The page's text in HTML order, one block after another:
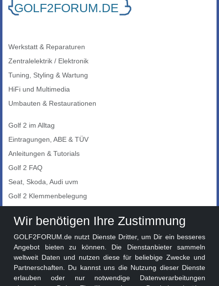
Werkstatt & Reparaturen
Zentralelektrik / Elektronik
Tuning, Styling & Wartung
HiFi und Multimedia
Umbauten & Restaurationen
Golf 2 im Alltag
Eintragungen, ABE & TÜV
Anleitungen & Tutorials
Golf 2 FAQ
Seat, Skoda, Audi uvm
Golf 2 Klemmenbelegung
Auto-Showroom
Golf 2 Lackcodes
Sonderversionen
Sonstige Marken
Wir benötigen Ihre Zustimmung
GOLF2FORUM.de nutzt Dienste Dritter, um Dir ein besseres
Angebot bieten zu können. Die Dienstanbieter sammeln
weltweit Daten und nutzen diese für beliebige Zwecke und
Partnerschaften. Du kannst uns die Nutzung dieser Dienste
erlauben oder nur notwendige Datenverarbeitungen